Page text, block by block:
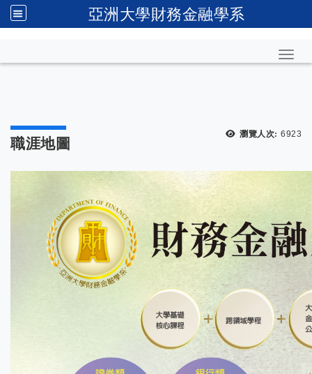
亞洲大學財務金融學系
瀏覽人次: 6923
職涯地圖